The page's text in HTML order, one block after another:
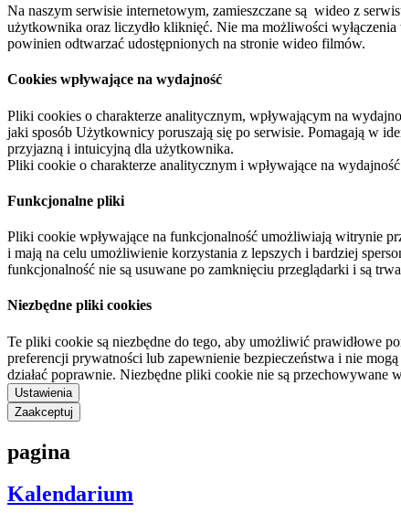
Na naszym serwisie internetowym, zamieszczane są wideo z
użytkownika oraz liczydło kliknięć. Nie ma możliwości
powinien odtwarzać udostępnionych na stronie wideo filmów.
Cookies wpływające na wydajność
Pliki cookies o charakterze analitycznym, wpływającym na
jaki sposób Użytkownicy poruszają się po serwisie. Pomagają w
przyjazną i intuicyjną dla użytkownika.
Pliki cookie o charakterze analitycznym i wpływające na
Funkcjonalne pliki
Pliki cookie wpływające na funkcjonalność umożliwiają witrynie
i mają na celu umożliwienie korzystania z lepszych i bardziej
funkcjonalność nie są usuwane po zamknięciu przeglądarki i są
Niezbędne pliki cookies
Te pliki cookie są niezbędne do tego, aby umożliwić prawidłowe
preferencji prywatności lub zapewnienie bezpieczeństwa i nie
działać poprawnie. Niezbędne pliki cookie nie są przechowywane
Ustawienia
Zaakceptuj
pagina
Kalendarium